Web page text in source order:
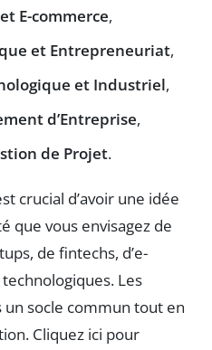
E-commerce,
et Entrepreneuriat,
et Industriel,
d’Entreprise,
de Projet.
crucial d’avoir une idée
que vous envisagez de
de fintechs, d’e-
Les
socle commun tout en
Cliquez ici pour